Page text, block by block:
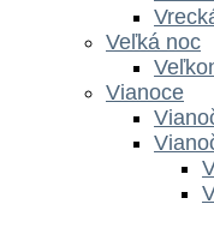
Veľká noc
Vianoce